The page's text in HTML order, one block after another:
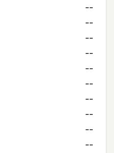
--
--
--
--
--
--
--
--
--
--